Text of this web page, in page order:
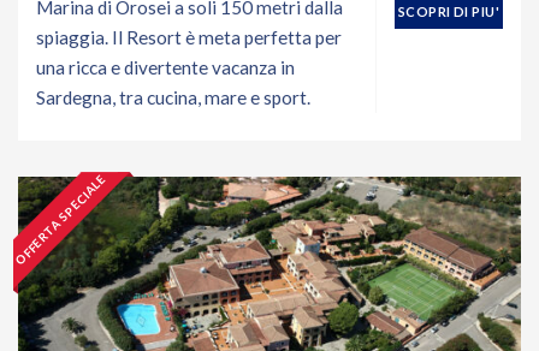
Marina di Orosei a soli 150 metri dalla
spiaggia. Il Resort è meta perfetta per
una ricca e divertente vacanza in
Sardegna, tra cucina, mare e sport.
SCOPRI DI PIU'
OFFERTA SPECIALE